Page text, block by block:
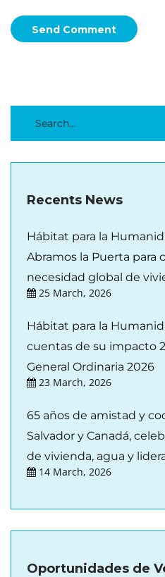
Send Comment
Recents News
Hábitat para la
Abramos la Puerta para
necesidad global de
25 March, 2026
Hábitat para la
cuentas de su impacto
General Ordinaria 2026
23 March, 2026
65 años de amistad y
Salvador y Canadá,
de vivienda, agua y
14 March, 2026
Oportunidades de